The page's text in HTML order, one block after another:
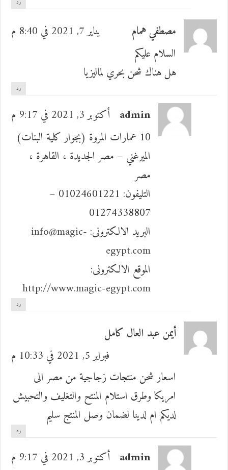
رد
مصطفي همام
يناير 7, 2021 في 8:40 م
السلام عليكم
هل هناك شحن بحري لماليزيا
رد
admin أكتوبر 3, 2021 في 9:17 م
10 عمارات المروة (بجوار كلية البنات)
الميرغني – مصر الجديدة ، القاهرة ،
مصر
التليفون: 01024601221 –
01274338807
البريد الالكترونى: info@magic-
egypt.com
الموقع الالكترونى:
http://www.magic-egypt.com
رد
أيمن عبد العال كامل
فبراير 5, 2021 في 10:33 م
اسعار شحن منتجات زجاجية من مصر الى
امريكا وطرق استلام المنتح والتغليف والتحبيش
لديكم ام لدينا لضمان وصل المنتج سليم
رد
admin أكتوبر 3, 2021 في 9:17 م